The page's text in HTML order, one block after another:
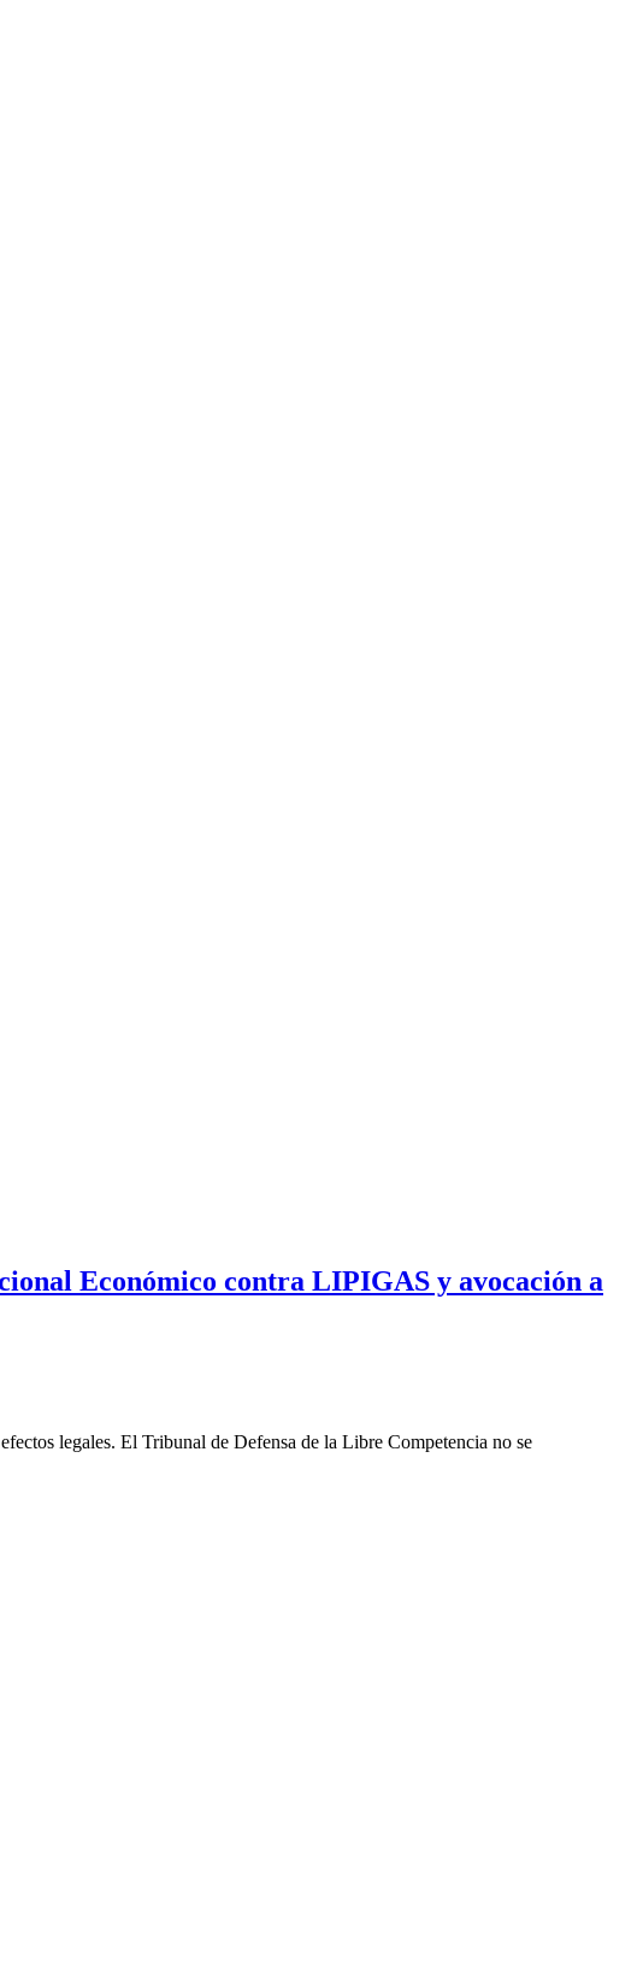
Económico contra LIPIGAS y avocación a
legales. El Tribunal de Defensa de la Libre Competencia no se